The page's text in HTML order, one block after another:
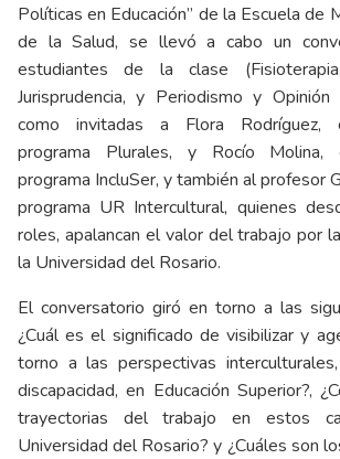
Políticas en Educación” de la Escuela de
de la Salud, se llevó a cabo un
estudiantes de la clase (Fisioterapia,
Jurisprudencia, y Periodismo y
como invitadas a Flora Rodríguez,
programa Plurales, y Rocío Molina,
programa IncluSer, y también al profesor
programa UR Intercultural, quienes
roles, apalancan el valor del trabajo por
la Universidad del Rosario.
El conversatorio giró en torno a las
¿Cuál es el significado de visibilizar y
torno a las perspectivas
discapacidad, en Educación Superior?,
trayectorias del trabajo en estos
Universidad del Rosario? y ¿Cuáles son